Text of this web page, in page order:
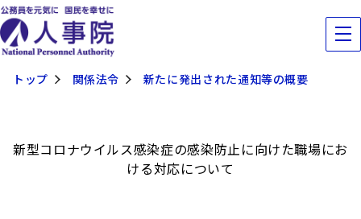
トップ 関係法令 新たに発出された通知等の概要
新型コロナウイルス感染症の感染防止に向けた職場にお
ける対応について